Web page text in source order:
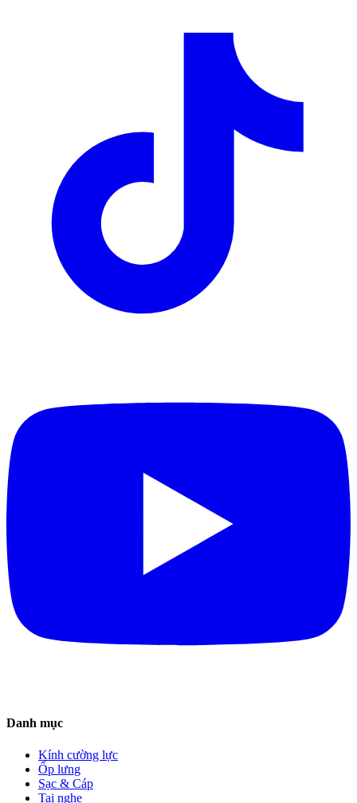
Danh mục
Kính cường lực
Ốp lưng
Sạc & Cáp
Tai nghe